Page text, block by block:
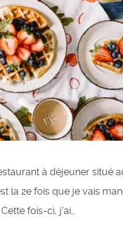
à déjeuner situé
la 2e fois que je vais
fois-ci, j'ai…